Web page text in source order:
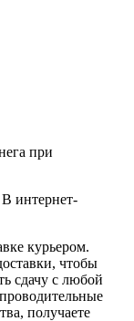
при
интернет-
курьером.
чтобы
сдачу с любой
получаете